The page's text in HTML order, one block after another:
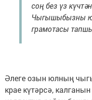
соң без үз
Чыгышыбызны
грамотасы
Әлеге озын юлның
крае күтәрсә,